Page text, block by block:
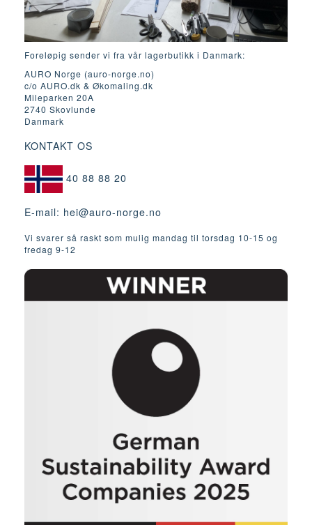
Foreløpig sender vi fra vår lagerbutikk i Danmark:
AURO Norge (auro-norge.no)
c/o AURO.dk & Økomaling.dk
Mileparken 20A
2740 Skovlunde
Danmark
KONTAKT OS
40 88 88 20
E-mail: hei@auro-norge.no
Vi svarer så raskt som mulig mandag til torsdag 10-15 og
fredag ​​9-12